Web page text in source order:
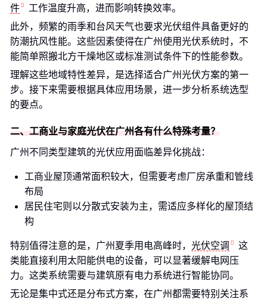
件
工作温度升高，进而影响转换效率。
此外，频繁的雨季和台风天气也要求光伏组件具备更好的
防潮抗风性能。这些因素使得在广州使用光伏系统时，不
能简单照搬北方干燥地区或标准测试条件下的性能参数。
理解这些地域特性差异，是选择适合广州光伏方案的第一
步。接下来需要根据具体应用场景，进一步分析系统选型
的要点。
二、工商业与家庭光伏在广州各有什么特殊考量？
广州不同类型建筑的光伏应用面临差异化挑战：
工商业屋顶通常面积较大，但需要考虑厂房承重和管线
布局
居民住宅则以分散式安装为主，需适应多样化的屋顶结
构
特别值得注意的是，广州夏季用电高峰时， 光伏空调
这
类能直接利用太阳能供电的设备，可以显著缓解电网压
力。这类系统需要与建筑原有电力系统进行智能协同。
无论是集中式还是分布式方案，在广州都需要特别关注系